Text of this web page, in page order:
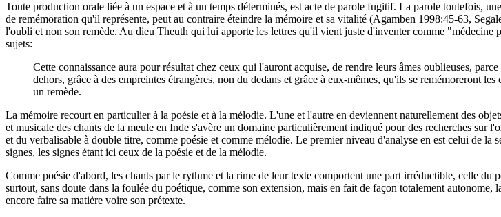
Toute production orale liée à un espace et à un temps déterminés, est acte de parole fugitif. La parole toutefois,
de remémoration qu'il représente, peut au contraire éteindre la mémoire et sa vitalité (Agamben 1998:45-63,
l'oubli et non son remède. Au dieu Theuth qui lui apporte les lettres qu'il vient juste d'inventer comme "médecine
sujets:
Cette connaissance aura pour résultat chez ceux qui l'auront acquise, de rendre leurs âmes oublieuses,
dehors, grâce à des empreintes étrangères, non du dedans et grâce à eux-mêmes, qu'ils se remémoreront
un remède.
La mémoire recourt en particulier à la poésie et à la mélodie. L'une et l'autre en deviennent naturellement des
et musicale des chants de la meule en Inde s'avère un domaine particulièrement indiqué pour des recherches sur
et du verbalisable à double titre, comme poésie et comme mélodie. Le premier niveau d'analyse en est celui de
signes, les signes étant ici ceux de la poésie et de la mélodie.
Comme poésie d'abord, les chants par le rythme et la rime de leur texte comportent une part irréductible, celle
surtout, sans doute dans la foulée du poétique, comme son extension, mais en fait de façon totalement
encore faire sa matière voire son prétexte.